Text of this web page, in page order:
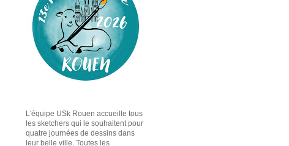
L'équipe USk Rouen accueille tous
les sketchers qui le souhaitent pour
quatre journées de dessins dans
leur belle ville. Toutes les